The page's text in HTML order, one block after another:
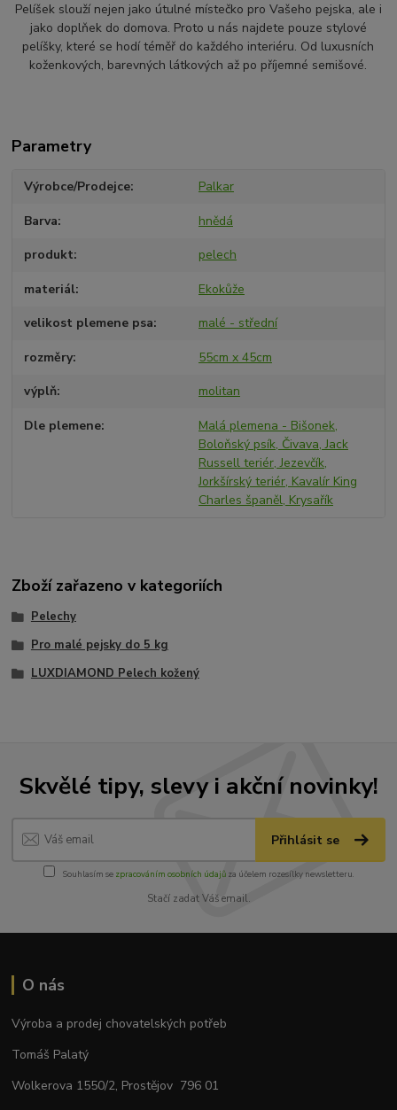
Pelíšek slouží nejen jako útulné místečko pro Vašeho pejska, ale i
jako doplňek do domova. Proto u nás najdete pouze stylové
pelíšky, které se hodí téměř do každého interiéru. Od luxusních
koženkových, barevných látkových až po příjemné semišové.
Parametry
Výrobce/Prodejce Palkar
Barva hnědá
produkt pelech
materiál Ekokůže
velikost plemene psa malé - střední
rozměry 55cm x 45cm
výplň molitan
Dle plemene
Malá plemena - Bišonek,
Boloňský psík, Čivava, Jack
Russell teriér, Jezevčík,
Jorkšírský teriér, Kavalír King
Charles španěl, Krysařík
Zboží zařazeno v kategoriích
Pelechy
Pro malé pejsky do 5 kg
LUXDIAMOND Pelech kožený
Skvělé tipy, slevy i akční novinky!
Přihlásit se
Souhlasím se zpracováním osobních údajůza účelem rozesílky newsletteru.
Stačí zadat Váš email.
O nás
Výroba a prodej chovatelských potřeb
Tomáš Palatý
Wolkerova 1550/2, Prostějov 796 01